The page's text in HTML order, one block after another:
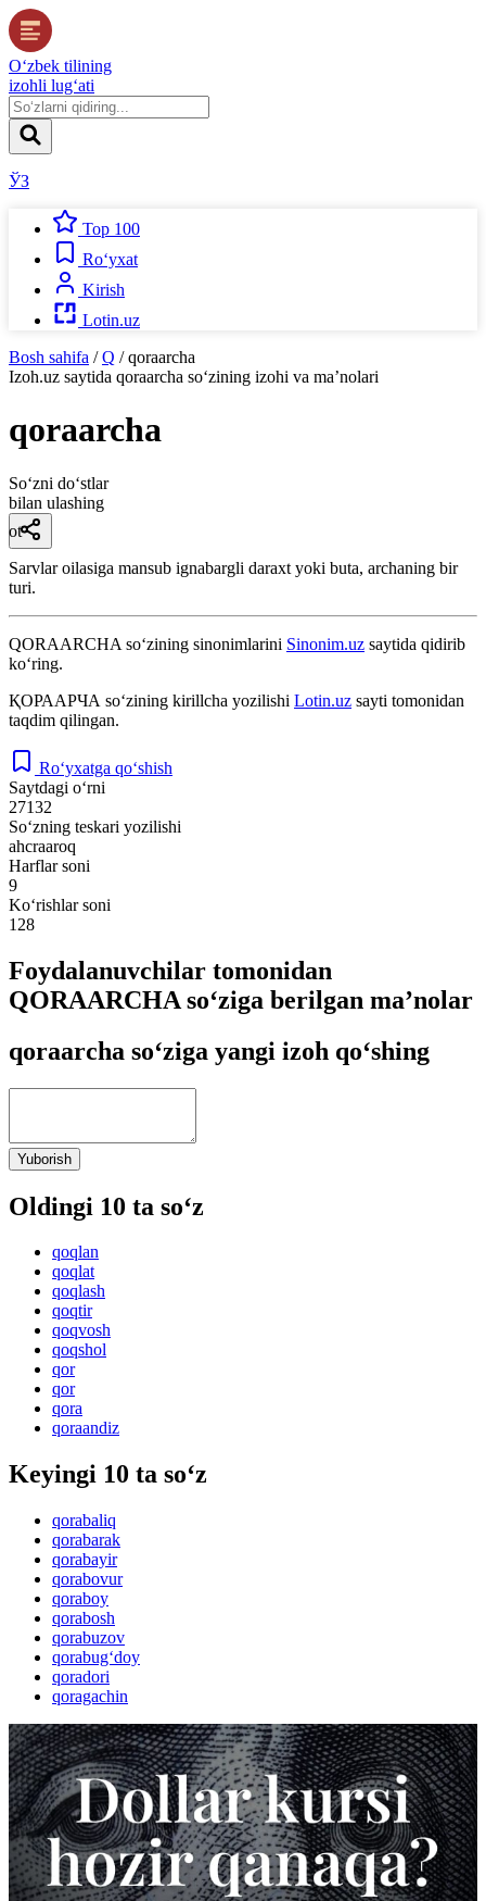
O‘zbek tilining
izohli lug‘ati
ЎЗ
Top 100
Ro‘yxat
Kirish
Lotin.uz
Bosh sahifa / Q / qoraarcha
Izoh.uz saytida qoraarcha so‘zining izohi va ma’nolari
qoraarcha
So‘zni do‘stlar
bilan ulashing
ot
Sarvlar oilasiga mansub ignabargli daraxt yoki buta, archaning bir
turi.
QORAARCHA so‘zining sinonimlarini Sinonim.uz saytida qidirib
ko‘ring.
ҚОРААРЧА so‘zining kirillcha yozilishi Lotin.uz sayti tomonidan
taqdim qilingan.
Ro‘yxatga qo‘shish
Saytdagi o‘rni
27132
So‘zning teskari yozilishi
ahcraaroq
Harflar soni
9
Ko‘rishlar soni
128
Foydalanuvchilar tomonidan
QORAARCHA so‘ziga berilgan ma’nolar
qoraarcha so‘ziga yangi izoh qo‘shing
Yuborish
Oldingi 10 ta so‘z
qoqlan
qoqlat
qoqlash
qoqtir
qoqvosh
qoqshol
qor
qor
qora
qoraandiz
Keyingi 10 ta so‘z
qorabaliq
qorabarak
qorabayir
qorabovur
qoraboy
qorabosh
qorabuzov
qorabug‘doy
qoradori
qoragachin